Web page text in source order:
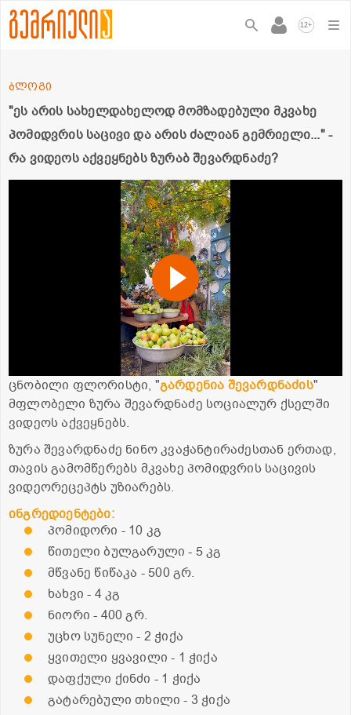
12+
"ეს არის სახელდახელოდ მომზადებული მკვახე
პომიდვრის საცივი და არის ძალიან გემრიელი..." -
რა ვიდეოს აქვეყნებს ზურაბ შევარდნაძე?
ბლოგი
ცნობილი ფლორისტი, "გარდენია შევარდნაძის"
მფლობელი ზურა შევარდნაძე სოციალურ ქსელში
ვიდეოს აქვეყნებს.
ზურა შევარდნაძე ნინო კვაჭანტირაძესთან ერთად,
თავის გამომწერებს მკვახე პომიდვრის საცივის
ვიდეორეცეპტს უზიარებს.
ინგრედიენტები:
პომიდორი - 10 კგ
წითელი ბულგარული - 5 კგ
მწვანე წიწაკა - 500 გრ.
ხახვი - 4 კგ
ნიორი - 400 გრ.
უცხო სუნელი - 2 ჭიქა
ყვითელი ყვავილი - 1 ჭიქა
დაფქული ქინძი - 1 ჭიქა
გატარებული თხილი - 3 ჭიქა